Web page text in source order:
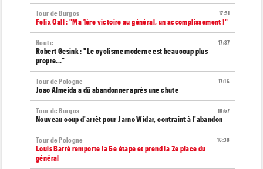
17:51
Tour de Burgos
Felix Gall : "Ma 1ère victoire au général, un accomplissement !"
17:37
Route
Robert Gesink : "Le cyclisme moderne est beaucoup plus
propre..."
17:16
Tour de Pologne
Joao Almeida a dû abandonner après une chute
16:57
Tour de Burgos
Nouveau coup d'arrêt pour Jarno Widar, contraint à l'abandon
16:38
Tour de Pologne
Louis Barré remporte la 6e étape et prend la 2e place du
général